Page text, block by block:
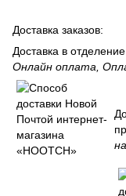
Доставка заказов:
Доставка в отделение
Онлайн оплата,